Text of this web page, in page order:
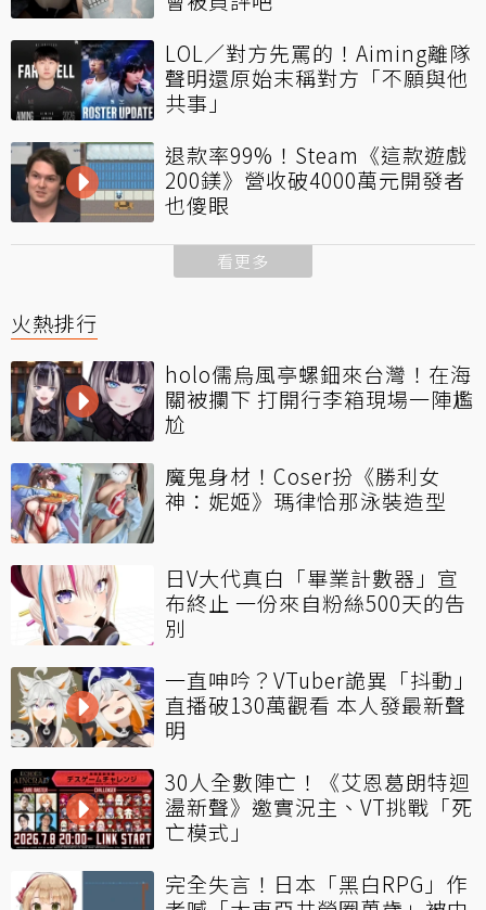
LOL／對方先罵的！Aiming離隊
聲明還原始末稱對方「不願與他
共事」
退款率99%！Steam《這款遊戲
200鎂》營收破4000萬元開發者
也傻眼
看更多
火熱排行
holo儒烏風亭螺鈿來台灣！在海
關被攔下 打開行李箱現場一陣尷
尬
魔鬼身材！Coser扮《勝利女
神：妮姬》瑪律恰那泳裝造型
日V大代真白「畢業計數器」宣
布終止 一份來自粉絲500天的告
別
一直呻吟？VTuber詭異「抖動」
直播破130萬觀看 本人發最新聲
明
30人全數陣亡！《艾恩葛朗特迴
盪新聲》邀實況主、VT挑戰「死
亡模式」
完全失言！日本「黑白RPG」作